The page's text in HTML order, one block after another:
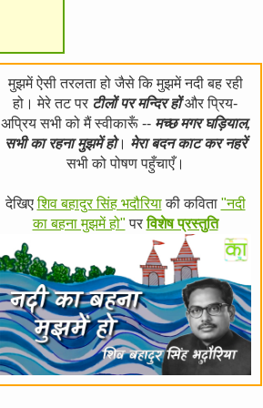
मुझमें ऐसी तरलता हो जैसे कि मुझमें नदी बह रही
हो। मेरे तट पर टीलों पर मन्दिर होंऔर प्रिय-
अप्रिय सभी को मैं स्वीकारूँ -- मच्छ मगर घड़ियाल,
सभी का रहना मुझमें हो। मेरा बदन काट कर नहरें
सभी को पोषण पहुँचाएँ।
देखिएशिव बहादुर सिंह भदौरियाकी कविता "नदी
का बहना मुझमें हो" परविशेष प्रस्तुति